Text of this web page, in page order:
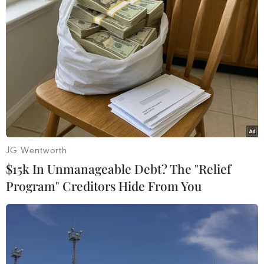
JG Wentworth
$15k In Unmanageable Debt? The "Relief
Program" Creditors Hide From You